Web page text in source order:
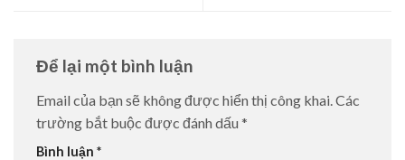
Để lại một bình luận
Email của bạn sẽ không được hiển thị công khai.Các
trường bắt buộc được đánh dấu *
Bình luận *